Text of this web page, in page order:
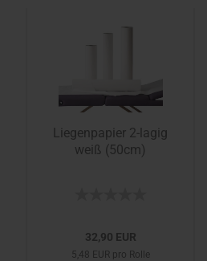
Liegenpapier 2-lagig
weiß (50cm)
32,90 EUR
5,48 EUR pro Rolle